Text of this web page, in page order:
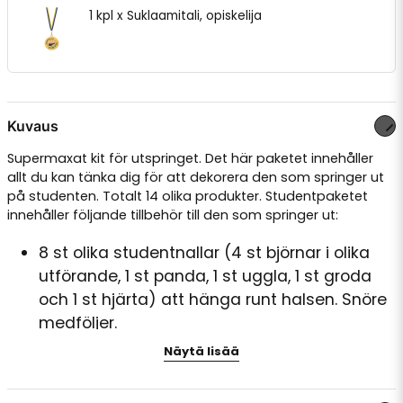
1 kpl x Suklaamitali, opiskelija
Kuvaus
Supermaxat kit för utspringet. Det här paketet innehåller
allt du kan tänka dig för att dekorera den som springer ut
på studenten. Totalt 14 olika produkter. Studentpaketet
innehåller följande tillbehör till den som springer ut:
8 st olika studentnallar (4 st björnar i olika
utförande, 1 st panda, 1 st uggla, 1 st groda
och 1 st hjärta) att hänga runt halsen. Snöre
medföljer.
1 st chokladmedalj att hänga runt halsen
Näytä lisää